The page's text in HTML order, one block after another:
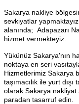
Sakarya nakliye
sevkiyatlar
alanında; Adapazarı
hizmet vermekteyiz.
Yükünüz Sakarya'nın
noktaya en seri
Hizmetlerimiz Sakarya
taşımacılık ile yurt dışı
olarak Sakarya
paradan tasarruf edin.